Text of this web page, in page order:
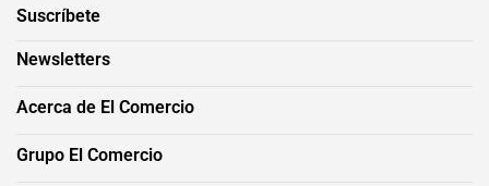
Suscríbete
Newsletters
Acerca de El Comercio
Grupo El Comercio